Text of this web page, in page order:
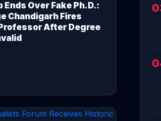
Ends Over Fake Ph.D.:
Chandigarh Fires
After Degree